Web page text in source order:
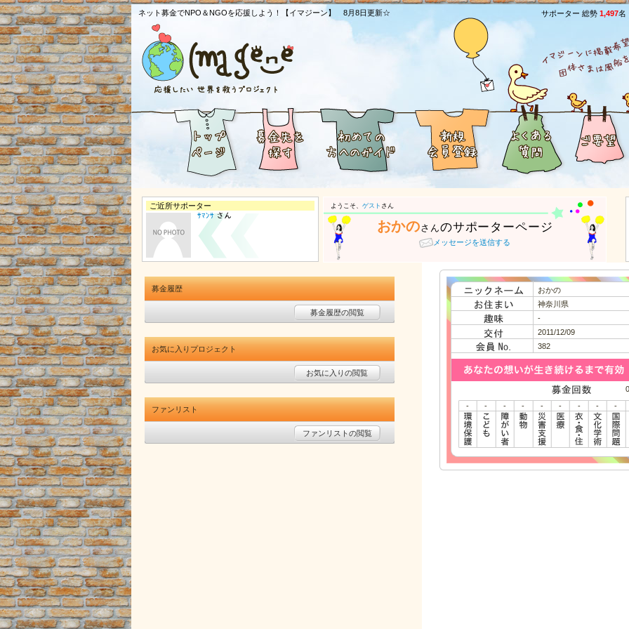
ネット募金でNPO＆NGOを応援しよう！【イマジーン】 8月8日更新☆ サポーター 総勢 1,497名
ご近所サポーター
ｻﾏﾝｻさん
ようこそ、 ゲスト さん
おかのさんのサポーターページ
メッセージを送信する
おかの
神奈川県
-
2011/12/09
382
0
-
- - - - - - - -
募金履歴
募金履歴の閲覧
お気に入りプロジェクト
お気に入りの閲覧
ファンリスト
ファンリストの閲覧